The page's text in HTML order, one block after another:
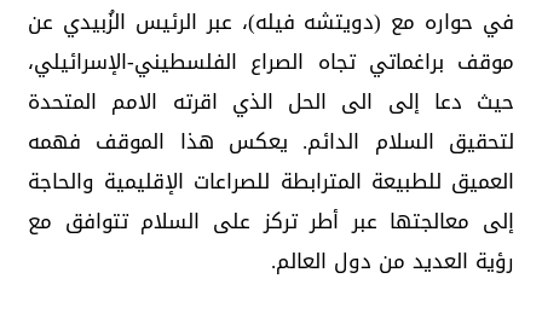
في حواره مع (دويتشه فيله)، عبر الرئيس الزُبيدي عن
موقف براغماتي تجاه الصراع الفلسطيني-الإسرائيلي،
حيث دعا إلى الى الحل الذي اقرته الامم المتحدة
لتحقيق السلام الدائم. يعكس هذا الموقف فهمه
العميق للطبيعة المترابطة للصراعات الإقليمية والحاجة
إلى معالجتها عبر أطر تركز على السلام تتوافق مع
رؤية العديد من دول العالم.